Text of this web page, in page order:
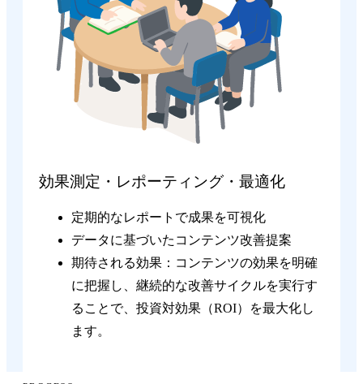
効果測定・レポーティング・最適化
定期的なレポートで成果を可視化
データに基づいたコンテンツ改善提案
期待される効果：コンテンツの効果を明確
に把握し、継続的な改善サイクルを実行す
ることで、投資対効果（ROI）を最大化し
ます。